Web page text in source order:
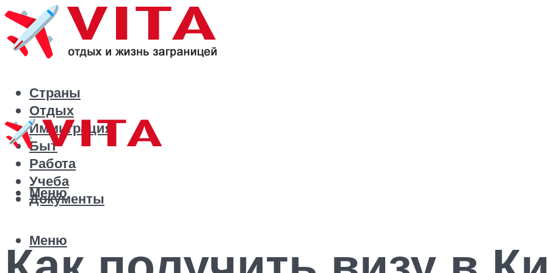
Страны
Отдых
Иммиграция
Быт
Работа
Учеба
Документы
Меню
Меню